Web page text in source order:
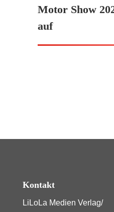
Motor Show
auf
Kontakt
LiLoLa Medien Verlag/